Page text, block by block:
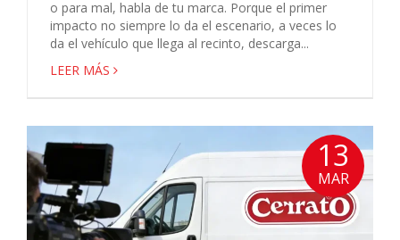
o para mal, habla de tu marca. Porque el primer
impacto no siempre lo da el escenario, a veces lo
da el vehículo que llega al recinto, descarga...
LEER MÁS
13
MAR